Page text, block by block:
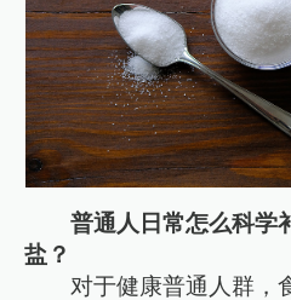
普通人日常怎么科学
盐？
对于健康普通人群，